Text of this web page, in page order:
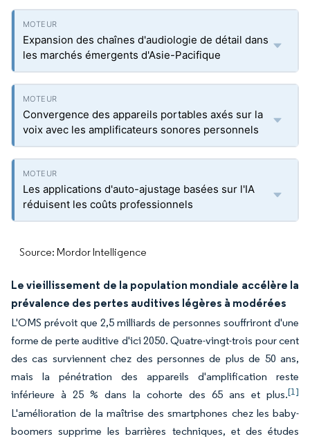
Expansion des chaînes d'audiologie de détail dans
les marchés émergents d'Asie-Pacifique
Convergence des appareils portables axés sur la
voix avec les amplificateurs sonores personnels
Les applications d'auto-ajustage basées sur l'IA
réduisent les coûts professionnels
Source: Mordor Intelligence
Le vieillissement de la population mondiale accélère la
prévalence des pertes auditives légères à modérées
L'OMS prévoit que 2,5 milliards de personnes souffriront d'une
forme de perte auditive d'ici 2050. Quatre-vingt-trois pour cent
des cas surviennent chez des personnes de plus de 50 ans,
mais la pénétration des appareils d'amplification reste
inférieure à 25 % dans la cohorte des 65 ans et plus.[1]
L'amélioration de la maîtrise des smartphones chez les baby-
boomers supprime les barrières techniques, et des études